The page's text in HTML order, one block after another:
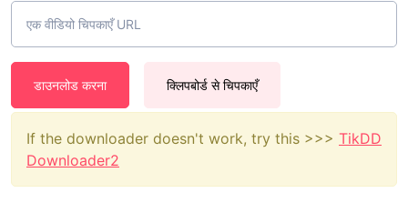
डाउनलोड करना क्लिपबोर्ड से चिपकाएँ
If the downloader doesn't work, try this >>> TikDD
Downloader2